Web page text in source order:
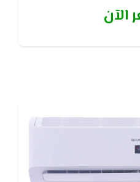
العملية هى اربعين دقيقة
الآن